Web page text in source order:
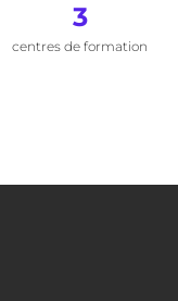
3
centres de formation